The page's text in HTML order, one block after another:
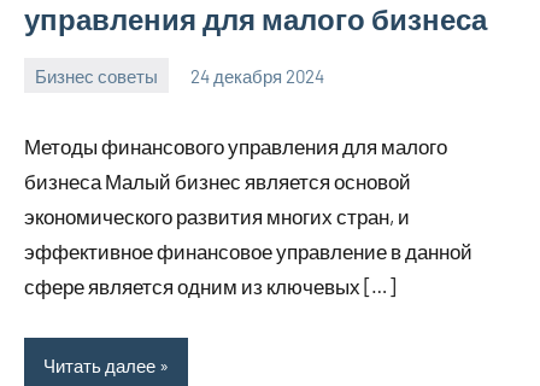
управления для малого бизнеса
Бизнес советы 24 декабря 2024
Методы финансового управления для малого
бизнеса Малый бизнес является основой
экономического развития многих стран, и
эффективное финансовое управление в данной
сфере является одним из ключевых […]
Читать далее